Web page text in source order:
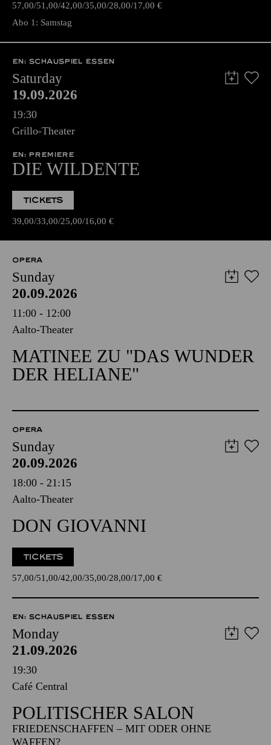
57,00 51,00 42,00 35,00 28,00 17,00 €
Abo 1: Samstag
EN: SCHAUSPIEL ESSEN
Saturday
19.09.2026
19:30
Grillo-Theater
EN: PREMIERE
DIE WILDENTE
TICKETS
39,00 33,00 25,00 16,00 €
OPERA
Sunday
20.09.2026
11:00 - 12:00
Aalto-Theater
MATINEE ZU "DAS WUNDER
DER HELIANE"
OPERA
Sunday
20.09.2026
18:00 - 21:15
Aalto-Theater
DON GIOVANNI
TICKETS
57,00 51,00 42,00 35,00 28,00 17,00 €
EN: SCHAUSPIEL ESSEN
Monday
21.09.2026
19:30
Café Central
POLITISCHER SALON
FRIEDENSCHAFFEN – MIT ODER OHNE
WAFFEN?